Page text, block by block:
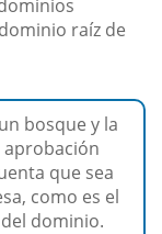
raíz de
bosque y la
aprobación
que sea
como es el
dominio.